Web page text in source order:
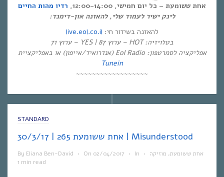
אחת ששומעת – כל יום חמישי, 12:00-14:00,
רדיו מהות החיים
לינק ישיר לעמוד שלי, להאזנה און-דימנד:
להאזנה בשידור חי: live.eol.co.il
בטלויזיה: HOT – ערוץ 87 | YES – ערוץ 71
אפליקציה לסמרטפון: Eol Radio (אנדרואיד/אייפון) או באפליקציית
Tunein
~~~~~~~~~~~~~~~~~~
STANDARD
אחת ששומעת 265 | 30/3/17 | Misunderstood
By Eliana Ben-David • On 02/04/2017 • In אחת ששומעת, מוזיקה
•
1 min read